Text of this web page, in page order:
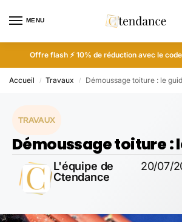
MENU
Offre flash ⚡ 10% de réduction avec le
Accueil / Travaux / Démoussage toiture : le
TRAVAUX
Démoussage toiture :
L'équipe de
Ctendance
20/07/